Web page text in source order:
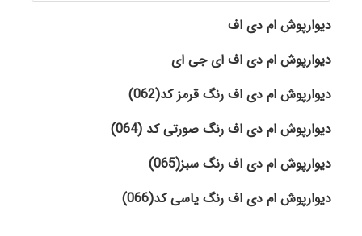
دیوارپوش ام دی اف
دیوارپوش ام دی اف ای جی ای
دیوارپوش ام دی اف رنگ قرمز کد(062)
دیوارپوش ام دی اف رنگ صورتی کد (064)
دیوارپوش ام دی اف رنگ سبز(065)
دیوارپوش ام دی اف رنگ یاسی کد(066)